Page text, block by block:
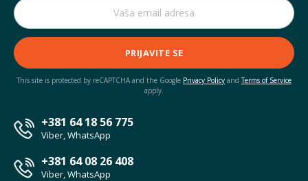
PRIJAVITE SE
This site is protected by reCAPTCHA and the Google Privacy Policy andTerms of Service
apply.
+381 64 18 56 775
Viber, WhatsApp
+381 64 08 26 408
Viber, WhatsApp